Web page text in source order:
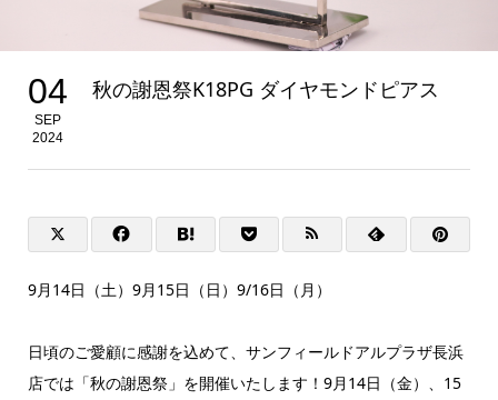
04
SEP
2024
秋の謝恩祭K18PG ダイヤモンドピアス
9月14日（土）9月15日（日）9/16日（月）
日頃のご愛顧に感謝を込めて、サンフィールドアルプラザ長浜
店では「秋の謝恩祭」を開催いたします！9月14日（金）、15